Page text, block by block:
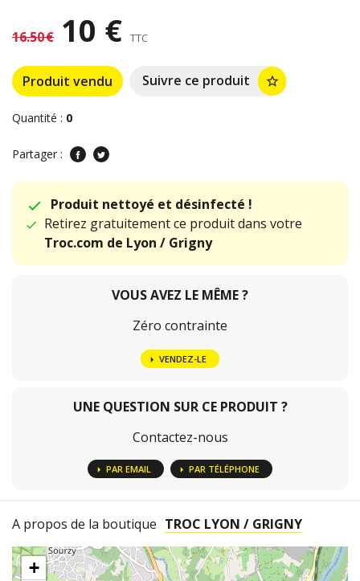
16.50 € 10 € TTC
Produit vendu Suivre ce produit star_border
Quantité : 0
Partager :
Produit nettoyé et désinfecté !
Retirez gratuitement ce produit dans votre
Troc.com de Lyon / Grigny
VOUS AVEZ LE MÊME ?
Zéro contrainte
VENDEZ-LE
UNE QUESTION SUR CE PRODUIT ?
Contactez-nous
PAR EMAIL PAR TÉLÉPHONE
A propos de la boutique TROC LYON / GRIGNY
+